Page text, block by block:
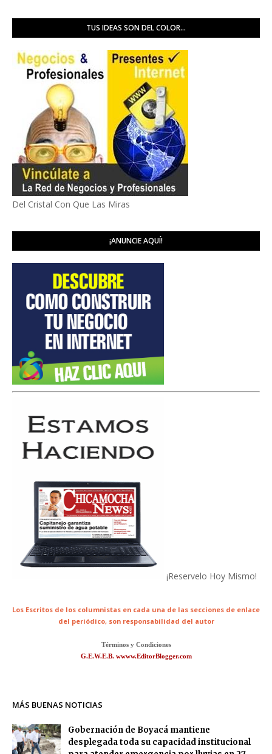
TUS IDEAS SON DEL COLOR...
Del Cristal Con Que Las Miras
¡ANUNCIE AQUÍ!
¡Reservelo Hoy Mismo!
Los Escritos de los columnistas en cada una de las secciones de enlace
del periódico, son responsabilidad del autor
Términos y Condiciones
G.E.W.E.B. wwww.EditorBlogger.com
MÁS BUENAS NOTICIAS
Gobernación de Boyacá mantiene
desplegada toda su capacidad institucional